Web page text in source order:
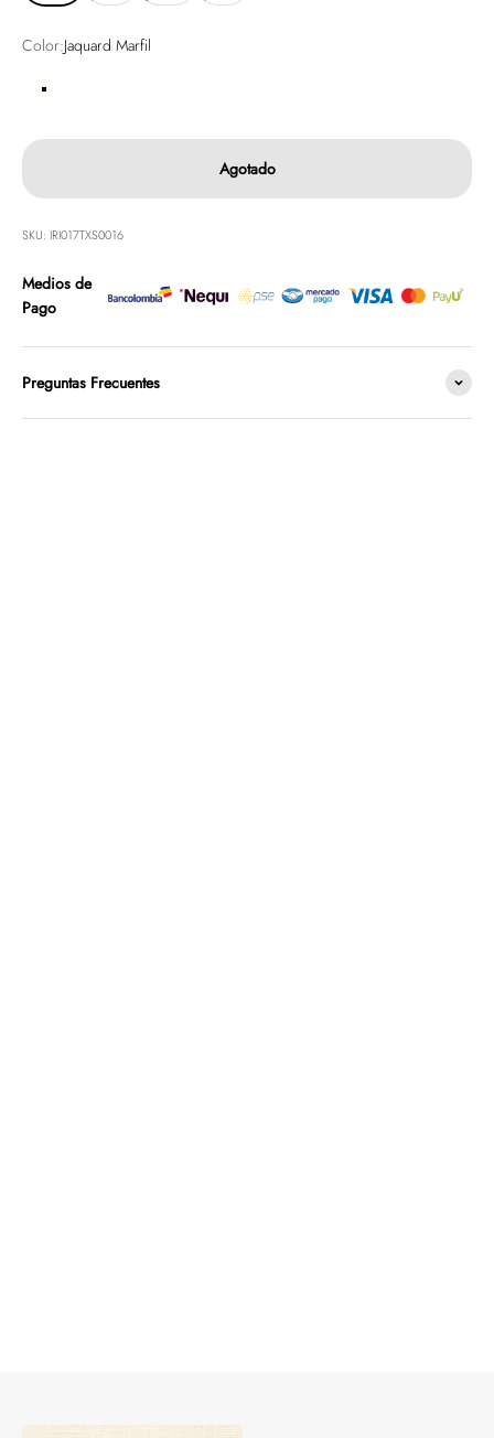
Color:Jaquard Marfil
Agotado
SKU: IRI017TXS0016
Medios de
Pago
Preguntas Frecuentes